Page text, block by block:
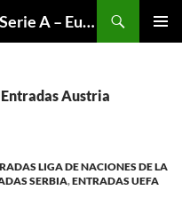
Compre Entradas para Futbol Serie A – Europa League – Premier League – Bundesliga
Austria
LIGA DE NACIONES DE LA
SERBIA,ENTRADAS UEFA